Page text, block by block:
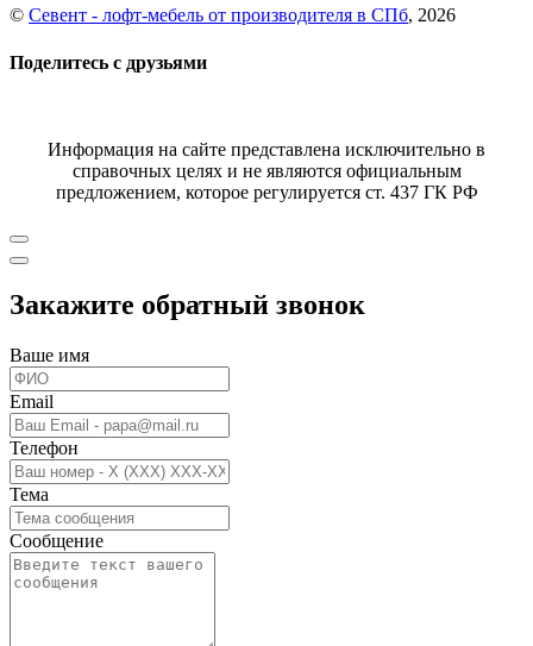
© Севент - лофт-мебель от производителя в СПб, 2026
Поделитесь с друзьями
Информация на сайте представлена исключительно в
справочных целях и не являются официальным
предложением, которое регулируется ст. 437 ГК РФ
Закажите обратный звонок
Ваше имя
Email
Телефон
Тема
Сообщение